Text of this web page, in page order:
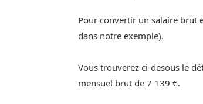
Pour convertir un salaire brut
dans notre exemple).
Vous trouverez ci-desous le
mensuel brut de 7 139 €.